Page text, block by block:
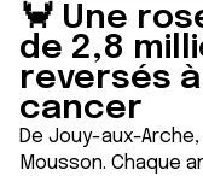
🦀 Une
de 2,8
reversés
cancer
De Jouy-aux-
Mousson. Chaque